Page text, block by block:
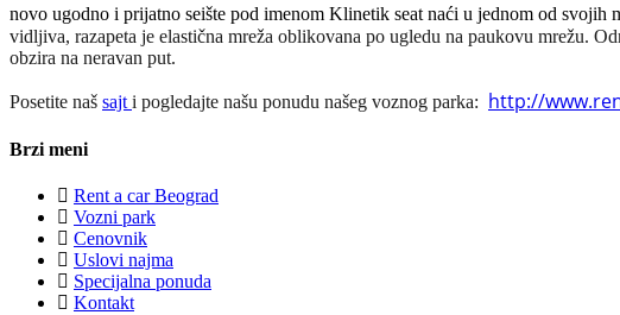
novo ugodno i prijatno seište pod imenom Klinetik seat naći u jednom od
vidljiva, razapeta je elastična mreža oblikovana po ugledu na paukovu mrežu.
obzira na neravan put.
Posetite naš sajt i pogledajte našu ponudu našeg voznog parka: http://
Brzi meni
Rent a car Beograd
Vozni park
Cenovnik
Uslovi najma
Specijalna ponuda
Kontakt